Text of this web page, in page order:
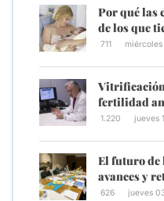
Por qué las
de los que
711
Vitrificación
fertilidad
1.220 jueves
El futuro
avances y
626 jueves